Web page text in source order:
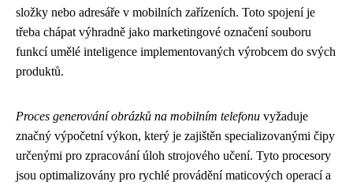
složky nebo adresáře v mobilních zařízeních. Toto spojení je
třeba chápat výhradně jako marketingové označení souboru
funkcí umělé inteligence implementovaných výrobcem do svých
produktů.
Proces generování obrázků na mobilním telefonu vyžaduje
značný výpočetní výkon, který je zajištěn specializovanými čipy
určenými pro zpracování úloh strojového učení. Tyto procesory
jsou optimalizovány pro rychlé provádění maticových operací a